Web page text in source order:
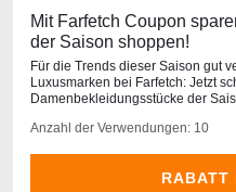
Mit Farfetch Coupon
der Saison shoppen!
Für die Trends dieser Saison gut
Luxusmarken bei Farfetch: Jetzt
Damenbekleidungsstücke der
Anzahl der Verwendungen: 10
RABATT